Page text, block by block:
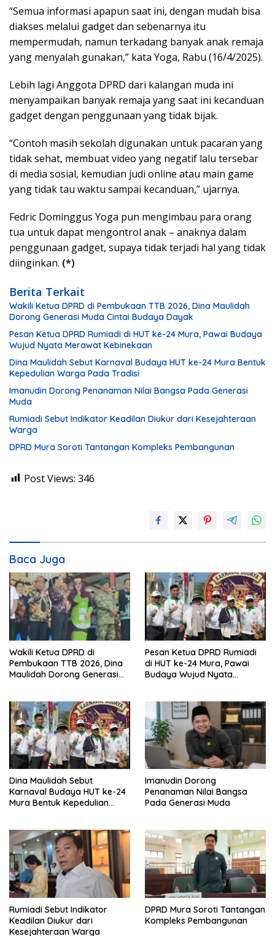
“Semua informasi apapun saat ini, dengan mudah bisa
diakses melalui gadget dan sebenarnya itu
mempermudah, namun terkadang banyak anak remaja
yang menyalah gunakan,” kata Yoga, Rabu (16/4/2025).
Lebih lagi Anggota DPRD dari kalangan muda ini
menyampaikan banyak remaja yang saat ini kecanduan
gadget dengan penggunaan yang tidak bijak.
“Contoh masih sekolah digunakan untuk pacaran yang
tidak sehat, membuat video yang negatif lalu tersebar
di media sosial, kemudian judi online atau main game
yang tidak tau waktu sampai kecanduan,” ujarnya.
Fedric Dominggus Yoga pun mengimbau para orang
tua untuk dapat mengontrol anak – anaknya dalam
penggunaan gadget, supaya tidak terjadi hal yang tidak
diinginkan. (*)
Berita Terkait
Wakili Ketua DPRD di Pembukaan TTB 2026, Dina Maulidah
Dorong Generasi Muda Cintai Budaya Dayak
Pesan Ketua DPRD Rumiadi di HUT ke-24 Mura, Pawai Budaya
Wujud Nyata Merawat Kebinekaan
Dina Maulidah Sebut Karnaval Budaya HUT ke-24 Mura Bentuk
Kepedulian Warga Pada Tradisi
Imanudin Dorong Penanaman Nilai Bangsa Pada Generasi
Muda
Rumiadi Sebut Indikator Keadilan Diukur dari Kesejahteraan
Warga
DPRD Mura Soroti Tantangan Kompleks Pembangunan
Post Views: 346
Baca Juga
Wakili Ketua DPRD di
Pembukaan TTB 2026, Dina
Maulidah Dorong Generasi
Pesan Ketua DPRD Rumiadi
di HUT ke-24 Mura, Pawai
Budaya Wujud Nyata
Dina Maulidah Sebut
Karnaval Budaya HUT ke-24
Mura Bentuk Kepedulian
Imanudin Dorong
Penanaman Nilai Bangsa
Pada Generasi Muda
Rumiadi Sebut Indikator
Keadilan Diukur dari
Kesejahteraan Warga
DPRD Mura Soroti Tantangan
Kompleks Pembangunan